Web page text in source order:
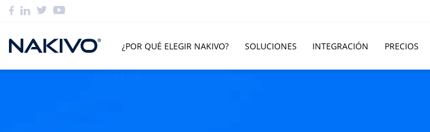
¿POR QUÉ ELEGIR NAKIVO? SOLUCIONES INTEGRACIÓN PRECIOS